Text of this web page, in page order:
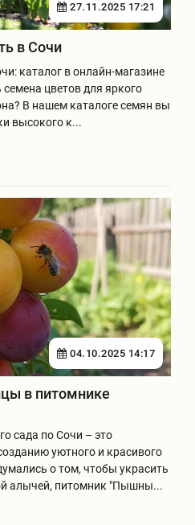
27.11.2025 17:21
в Сочи
каталог в онлайн-магазине
семена цветов для яркого
В нашем каталоге семян вы
высокого к...
04.10.2025 14:17
в питомнике
сада по Сочи – это
уютного и красивого
о том, чтобы украсить
алычей, питомник "Пышны...